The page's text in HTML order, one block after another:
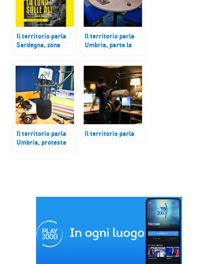
Il territorio parla
Sardegna, zona
un film per il Museo
del giocattolo
antico; Varese: un
libro racconta
Zamberletti, padre
della Protezione
Civile
Il territorio parla
Umbria, parte la
apprendistato e
liceali, si cambia;
Versilia, tornano i
‘Recruiting days’
Il territorio parla
Umbria, protesta
rinnovabili
Il territorio parla